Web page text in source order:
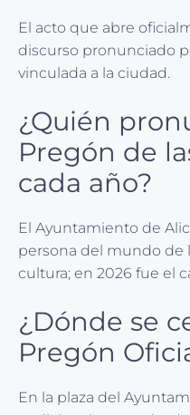
El acto que abre
discurso pronunciado
vinculada a la ciudad.
¿Quién
Pregón de
cada año?
El Ayuntamiento de
persona del mundo de
cultura; en 2026 fue el
¿Dónde se
Pregón
En la plaza del